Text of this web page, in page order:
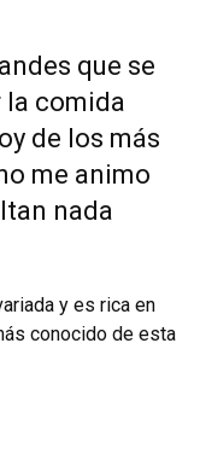
que se
la comida
de los más
me animo
nada
y es rica en
conocido de esta